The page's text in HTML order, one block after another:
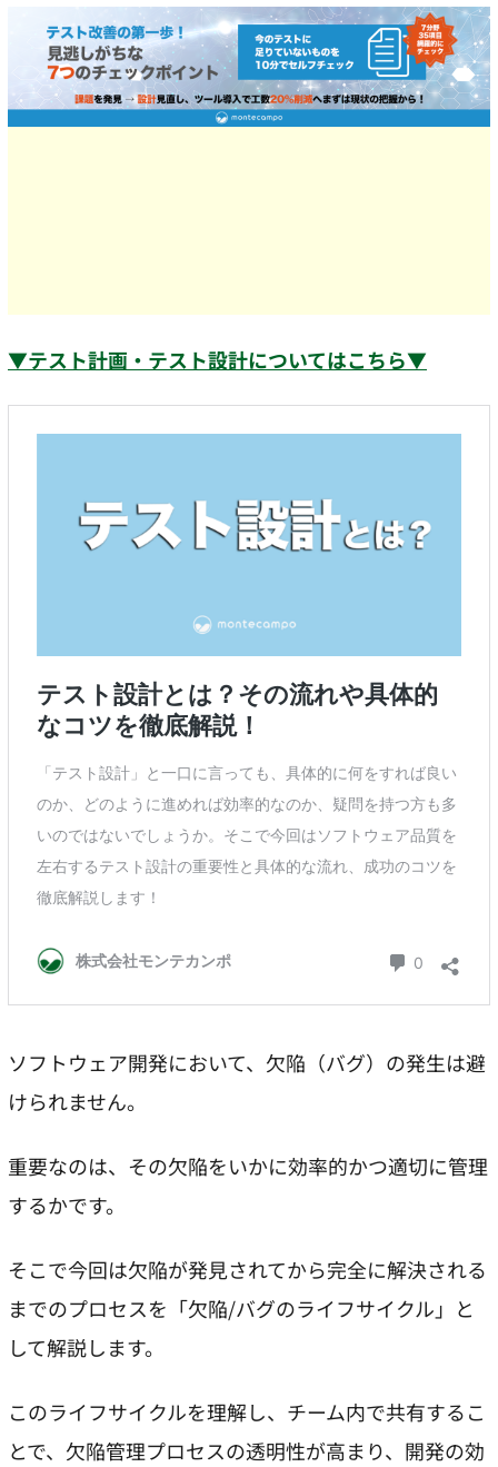
▼テスト計画・テスト設計についてはこちら▼
ソフトウェア開発において、欠陥（バグ）の発生は避
けられません。
重要なのは、その欠陥をいかに効率的かつ適切に管理
するかです。
そこで今回は欠陥が発見されてから完全に解決される
までのプロセスを「欠陥/バグのライフサイクル」と
して解説します。
このライフサイクルを理解し、チーム内で共有するこ
とで、欠陥管理プロセスの透明性が高まり、開発の効